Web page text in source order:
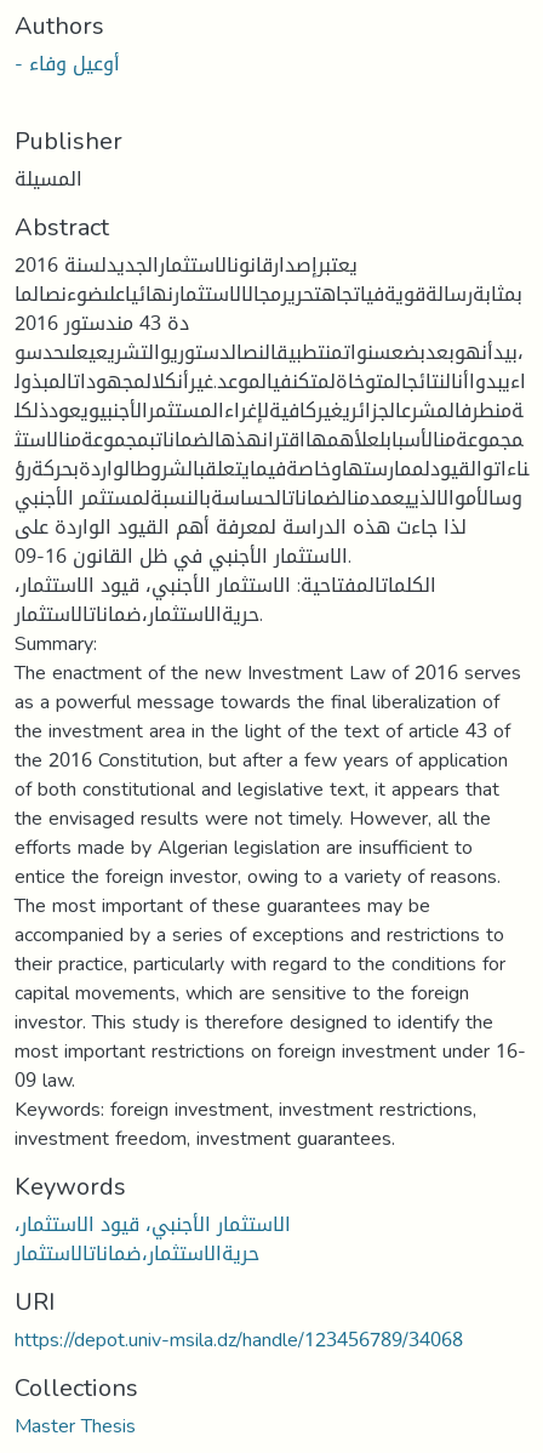
Authors
- أوعيل وفاء
Publisher
المسيلة
Abstract
يعتبرإصدارقانونالاستثمارالجديدلسنة 2016
بمثابةرسالةقويةفياتجاهتحريرمجالالاستثمارنهائياعلىضوءنصالما
دة 43 مندستور 2016
،بيدأنهوبعدبضعسنواتمنتطبيقالنصالدستوريوالتشريعيعلىحدسو
اءيبدواأنالنتائجالمتوخاةلمتكنفيالموعد.غيرأنكلالمجهوداتالمبذول
ةمنطرفالمشرعالجزائريغيركافيةلإغراءالمستثمرالأجنبيويعودذلكل
مجموعةمنالأسبابلعلأهمهااقترانهذهالضماناتبمجموعةمنالاستث
ناءاتوالقيودلممارستهاوخاصةفيمايتعلقبالشروطالواردةبحركةرؤ
وسالأموالالذييعمدمنالضماناتالحساسةبالنسبةلمستثمر الأجنبي
لذا جاءت هذه الدراسة لمعرفة أهم القيود الواردة على
الاستثمار الأجنبي في ظل القانون 16-09.
الكلماتالمفتاحية: الاستثمار الأجنبي، قيود الاستثمار،
حريةالاستثمار،ضماناتالاستثمار.
Summary:
The enactment of the new Investment Law of 2016 serves
as a powerful message towards the final liberalization of
the investment area in the light of the text of article 43 of
the 2016 Constitution, but after a few years of application
of both constitutional and legislative text, it appears that
the envisaged results were not timely. However, all the
efforts made by Algerian legislation are insufficient to
entice the foreign investor, owing to a variety of reasons.
The most important of these guarantees may be
accompanied by a series of exceptions and restrictions to
their practice, particularly with regard to the conditions for
capital movements, which are sensitive to the foreign
investor. This study is therefore designed to identify the
most important restrictions on foreign investment under 16-
09 law.
Keywords: foreign investment, investment restrictions,
investment freedom, investment guarantees.
Keywords
الاستثمار الأجنبي، قيود الاستثمار،
حريةالاستثمار،ضماناتالاستثمار
URI
https://depot.univ-msila.dz/handle/123456789/34068
Collections
Master Thesis